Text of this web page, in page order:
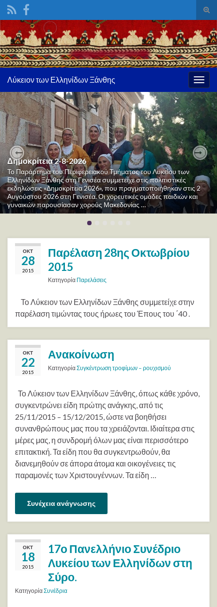
Search for:
Λύκειον των Ελληνίδων Ξάνθης
Δημοκρίτεια 2-8-2026
Το Παράρτημα του Περιφερειακού Τμήματος του Λυκείου των
Ελληνίδων Ξάνθης στη Γενισέα συμμετείχε στις πολιτιστικές
εκδηλώσεις «Δημοκρίτεια 2026», που πραγματοποιήθηκαν στις 2
Αυγούστου 2026 στη Γενισέα. Οι χορευτικές ομάδες παιδιών και
γυναικών παρουσίασαν χορούς Μακεδονίας …
Previous
ΟΚΤ
28
2015
Παρέλαση 28ης Οκτωβρίου
2015
Κατηγορία Παρελάσεις
Το Λύκειον των Ελληνίδων Ξάνθης συμμετείχε στην
παρέλαση τιμώντας τους ήρωες του Έπους του ΄40 .
ΟΚΤ
22
2015
Ανακοίνωση
ΚατηγορίαΣυγκέντρωση τροφίμων – ρουχισμού
Το Λύκειον των Ελληνίδων Ξάνθης, όπως κάθε χρόνο,
συγκεντρώνει είδη πρώτης ανάγκης, από τις
25/11/2015 – 15/12/2015, ώστε να βοηθήσει
συνανθρώπους μας που τα χρειάζονται. Ιδιαίτερα στις
μέρες μας, η συνδρομή όλων μας είναι περισσότερο
επιτακτική. Τα είδη που θα συγκεντρωθούν, θα
διανεμηθούν σε άπορα άτομα και οικογένειες τις
παραμονές των Χριστουγέννων. Τα είδη …
Συνέχεια ανάγνωσης
ΟΚΤ
18
2015
17ο Πανελλήνιο Συνέδριο
Λυκείου των Ελληνίδων στη
Σύρο.
ΚατηγορίαΣυνέδρια